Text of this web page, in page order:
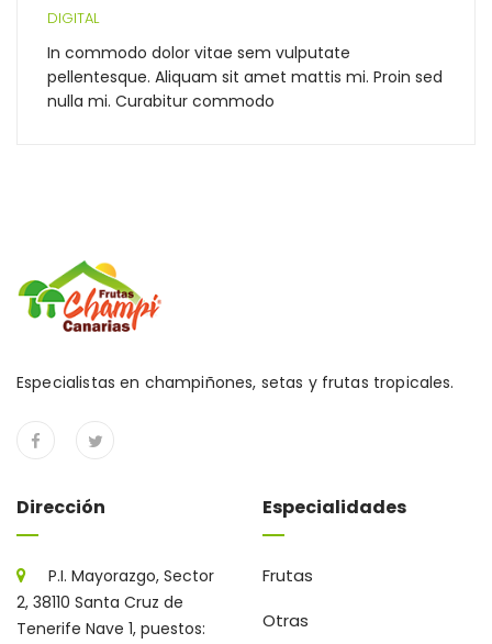
DIGITAL
In commodo dolor vitae sem vulputate
pellentesque. Aliquam sit amet mattis mi. Proin sed
nulla mi. Curabitur commodo
Especialistas en champiñones, setas y frutas tropicales.
Dirección
P.I. Mayorazgo, Sector
2, 38110 Santa Cruz de
Tenerife Nave 1, puestos:
Especialidades
Frutas
Otras